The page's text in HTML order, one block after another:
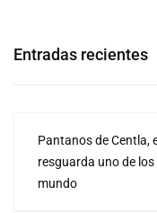
Entradas recientes
Pantanos de Centla,
resguarda uno de
mundo